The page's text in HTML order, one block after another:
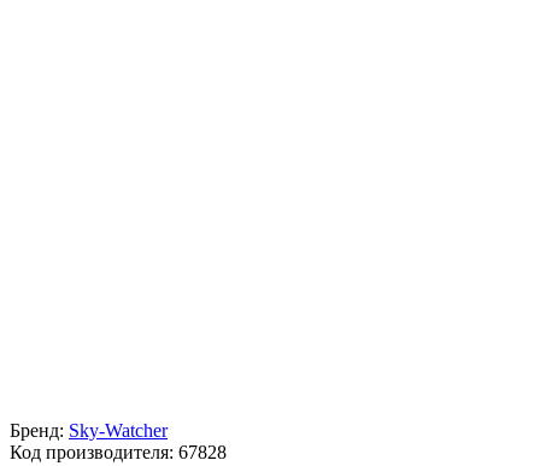
Бренд: Sky-Watcher
Код производителя: 67828